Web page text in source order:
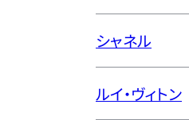
シャネル
ルイ・ヴィトン